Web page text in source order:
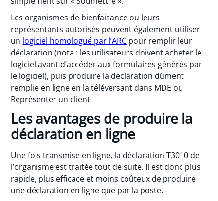
Les organismes de bienfaisance ou leurs
représentants autorisés peuvent également utiliser
un logiciel homologué par l’ARC pour remplir leur
déclaration (nota : les utilisateurs doivent acheter le
logiciel avant d’accéder aux formulaires générés par
le logiciel), puis produire la déclaration dûment
remplie en ligne en la téléversant dans MDE ou
Représenter un client.
Les avantages de produire la
déclaration en ligne
Une fois transmise en ligne, la déclaration T3010 de
l’organisme est traitée tout de suite. Il est donc plus
rapide, plus efficace et moins coûteux de produire
une déclaration en ligne que par la poste.